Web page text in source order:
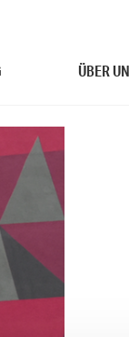
ÜBER